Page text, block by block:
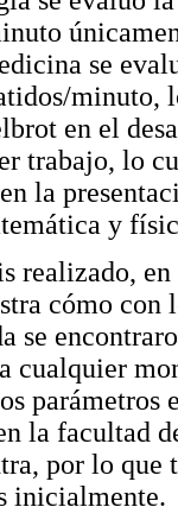
se
minuto,
en el
trabajo, lo
la
y
realizado,
cómo
se
cualquier
parámetros
la facultad
por lo que
inicialmente.